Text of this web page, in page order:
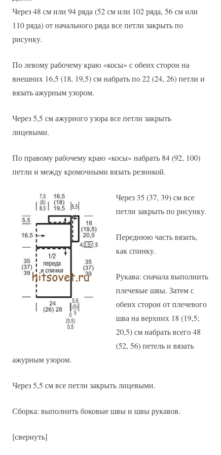
Через 48 см или 94 ряда (52 см или 102 ряда, 56 см или
110 ряда) от начального ряда все петли закрыть по
рисунку.
По левому рабочему краю «косы» с обеих сторон на
внешних 16,5 (18, 19,5) см набрать по 22 (24, 26) петли и
вязать ажурным узором.
Через 5,5 см ажурного узора все петли закрыть
лицевыми.
По правому рабочему краю «косы» набрать 84 (92, 100)
петли и между кромочными вязать резинкой.
Через 35 (37, 39) см все
петли закрыть по рисунку.
Переднюю часть вязать,
как спинку.
Рукава: сначала выполнить
плечевые швы. Затем с
обеих сторон от плечевого
шва на верхних 18 (19,5;
20,5) см набрать всего 48
(52, 56) петель и вязать
ажурным узором.
Через 5,5 см все петли закрыть лицевыми.
Сборка: выполнить боковые швы и швы рукавов.
[свернуть]